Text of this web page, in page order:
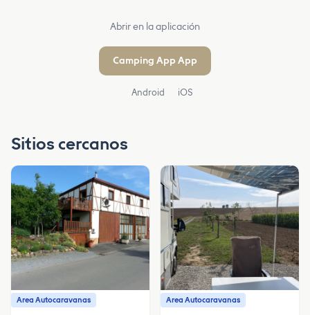
Abrir en la aplicación
Camping App App
Android iOS
Sitios cercanos
Area Autocaravanas Area Autocaravanas